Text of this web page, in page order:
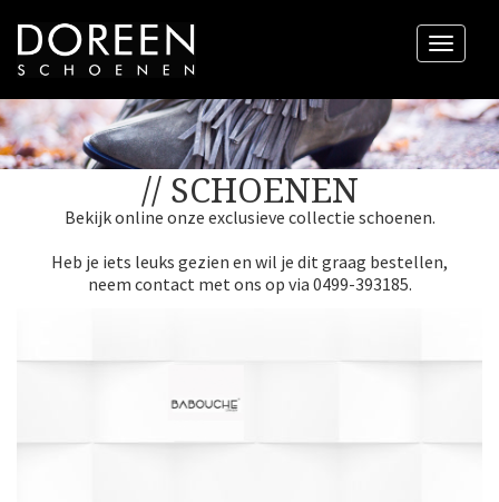
Menu
// SCHOENEN
Bekijk online onze exclusieve collectie schoenen.
Heb je iets leuks gezien en wil je dit graag bestellen,
neem contact met ons op via 0499-393185.